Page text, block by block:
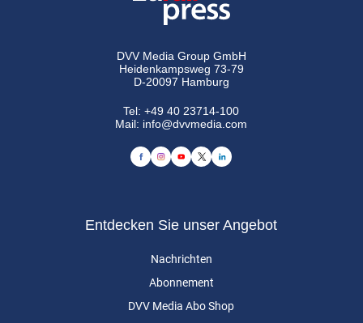
DVV Media Group GmbH
Heidenkampsweg 73-79
D-20097 Hamburg
Tel:+49 40 23714-100
Mail: info@dvvmedia.com
Entdecken Sie unser Angebot
Nachrichten
Abonnement
DVV Media Abo Shop